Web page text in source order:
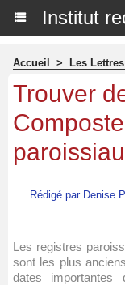
Institut
Accueil > Les
Trouver
Rédigé par Denise
Les registres
sont les plus
dates